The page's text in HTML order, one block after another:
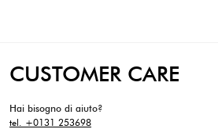
CUSTOMER CARE
Hai bisogno di aiuto?
tel. +0131 253698